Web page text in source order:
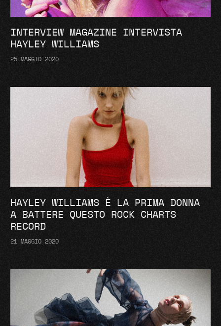
INTERVIEW MAGAZINE INTERVISTA
HAYLEY WILLIAMS
25 MAGGIO 2020
HAYLEY WILLIAMS È LA PRIMA DONNA
A BATTERE QUESTO ROCK CHARTS
RECORD
21 MAGGIO 2020